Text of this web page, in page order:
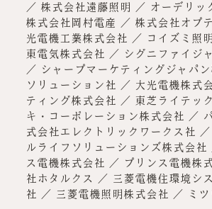
／ 株式会社遠藤照明 ／ オーデリッ
株式会社岡村電産 ／ 株式会社オプ
光電機工業株式会社 ／ コイズミ照
東電気株式会社 ／ シグニファイジ
／ シャープマーケティングジャパ
ソリューション社 ／ 大光電機株式
ティング株式会社 ／ 東芝ライテッ
キ・コーポレーション株式会社 ／
式会社エレクトリックワークス社
ルライフソリューションズ株式会社
ス電機株式会社 ／ プリンス電機株
社ホタルクス ／ 三菱電機住環境シ
社 ／ 三菱電機照明株式会社 ／ ミ